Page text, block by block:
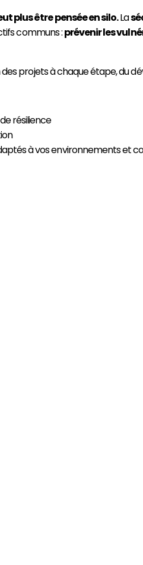
plus être pensée en silo.La
communs :prévenir les
projets à chaque étape, du
résilience
à vos environnements et